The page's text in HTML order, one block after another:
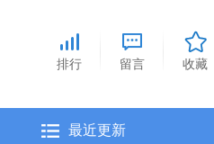
排行 留言 收藏
最近更新